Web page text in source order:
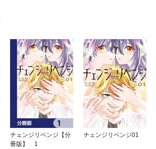
チェンジリベンジ【分
冊版】 1
チェンジリベンジ01